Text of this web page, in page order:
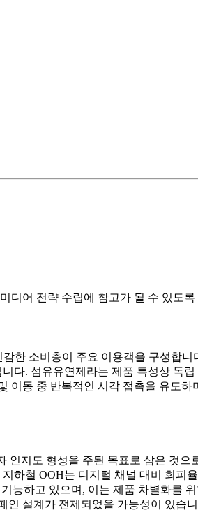
디어 전략 수립에 참고가 될 수 있도록
한 소비층이 주요 이용객을 구성합
. 섬유유연제라는 제품 특성상 독
동 중 반복적인 시각 접촉을 유도
지도 형성을 주된 목표로 삼은 것으
철 OOH는 디지털 채널 대비 회피
하고 있으며, 이는 제품 차별화를
인 설계가 전제되었을 가능성이 있습